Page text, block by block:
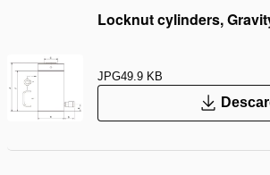
Locknut cylinders,
JPG49.9 KB